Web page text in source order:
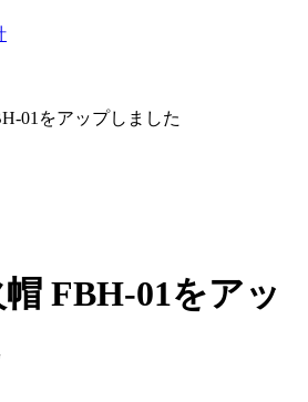
01をアップしました
FBH-01をアッ